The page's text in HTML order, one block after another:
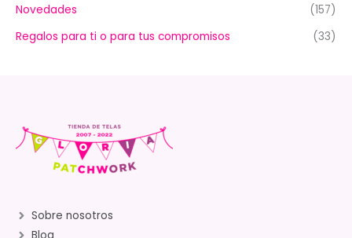
Novedades
(157)
Regalos para ti o para tus compromisos
(33)
Sobre nosotros
Blog